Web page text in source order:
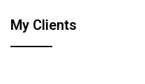
My Clients